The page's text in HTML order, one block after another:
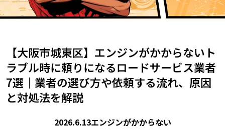
【大阪市城東区】エンジンがかからないト
ラブル時に頼りになるロードサービス業者
7選｜業者の選び方や依頼する流れ、原因
と対処法を解説
2026.6.13エンジンがかからない